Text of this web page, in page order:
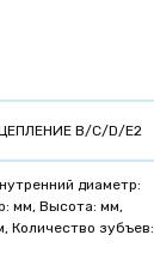
B/C/D/E2
диаметр:
мм, Высота: мм,
Количество зубъев: